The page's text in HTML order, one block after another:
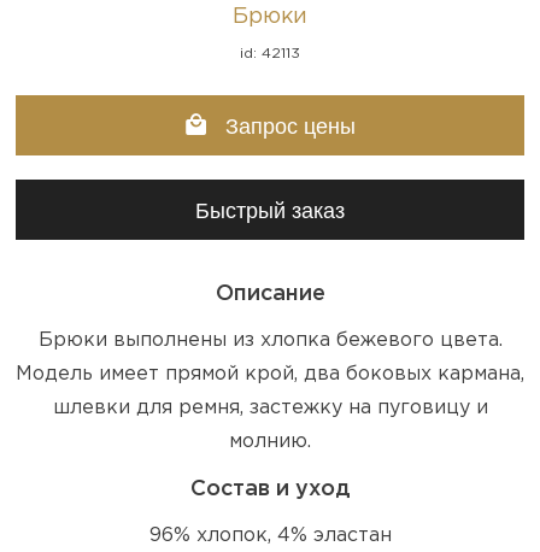
Брюки
id: 42113
Запрос цены
Быстрый заказ
Описание
Брюки выполнены из хлопка бежевого цвета.
Модель имеет прямой крой, два боковых кармана,
шлевки для ремня, застежку на пуговицу и
молнию.
Состав и уход
96% хлопок, 4% эластан